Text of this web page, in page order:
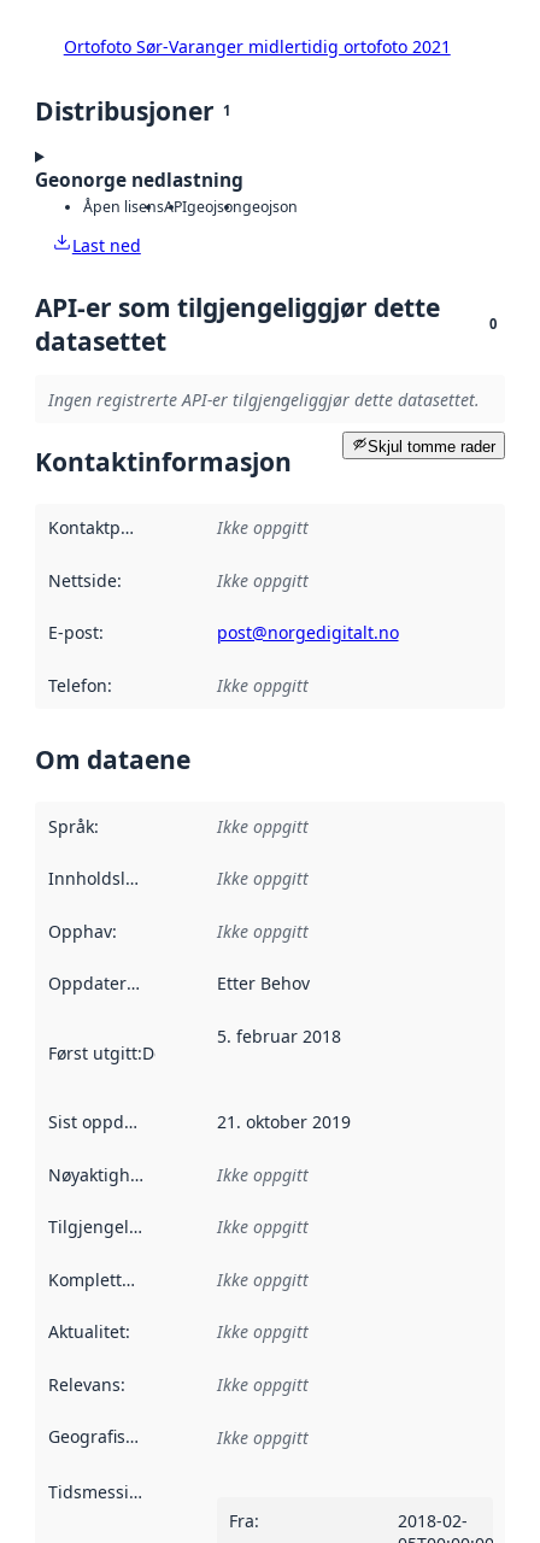
Ortofoto Sør-Varanger midlertidig ortofoto 2021
Distribusjoner 1
Geonorge nedlastning
Åpen lisensAPIgeojsongeojson
Last ned
API-er som tilgjengeliggjør dette
datasettet
0
Ingen registrerte API-er tilgjengeliggjør dette datasettet.
Skjul tomme rader
Kontaktinformasjon
Kontaktpunkt Ikke oppgitt
Nettside: Ikke oppgitt
E-post: post@norgedigitalt.no
Telefon: Ikke oppgitt
Om dataene
Språk: Ikke oppgitt
Innholdsleverandører :
Ikke oppgitt
Opphav: Ikke oppgitt
Oppdateringsfrekvens :
Etter Behov
Først utgitt:Denne datoen sier når dataene i dette
5. februar 2018
Sist oppdatert 21. oktober 2019
Nøyaktighet Ikke oppgitt
Tilgjengelighet Ikke oppgitt
Kompletthet Ikke oppgitt
Aktualitet: Ikke oppgitt
Relevans: Ikke oppgitt
Geografisk avgrensning :
Ikke oppgitt
Tidsmessig avgrensning
Fra:
2018-02-